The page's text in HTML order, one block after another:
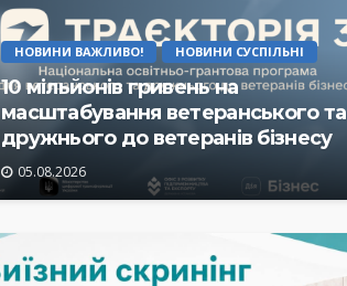
НОВИНИ ВАЖЛИВО! НОВИНИ СУСПІЛЬНІ
10 мільйонів гривень на
масштабування ветеранського та
дружнього до ветеранів бізнесу
05.08.2026